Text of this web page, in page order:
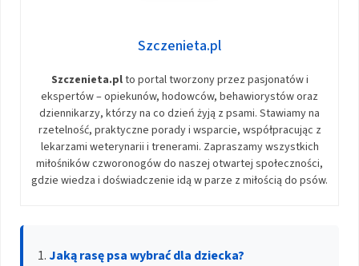
Szczenieta.pl
Szczenieta.plto portal tworzony przez pasjonatów i
ekspertów – opiekunów, hodowców, behawiorystów oraz
dziennikarzy, którzy na co dzień żyją z psami. Stawiamy na
rzetelność, praktyczne porady i wsparcie, współpracując z
lekarzami weterynarii i trenerami. Zapraszamy wszystkich
miłośników czworonogów do naszej otwartej społeczności,
gdzie wiedza i doświadczenie idą w parze z miłością do psów.
Jaką rasę psa wybrać dla dziecka?